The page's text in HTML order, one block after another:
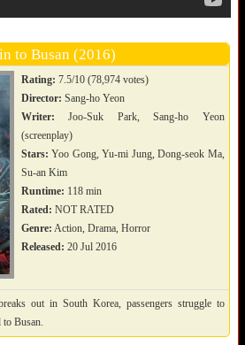
to Busan (2016)
Rating: 7.5/10 (78,974 votes)
Director: Sang-ho Yeon
Writer: Joo-Suk Park, Sang-ho Yeon
(screenplay)
Stars: Yoo Gong, Yu-mi Jung, Dong-seok Ma,
Su-an Kim
Runtime: 118 min
Rated: NOT RATED
Genre: Action, Drama, Horror
Released: 20 Jul 2016
out in South Korea, passengers struggle to
Busan.